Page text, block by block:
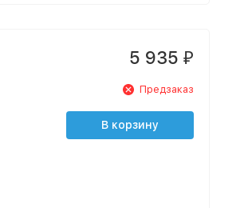
5 935 ₽
Предзаказ
В корзину